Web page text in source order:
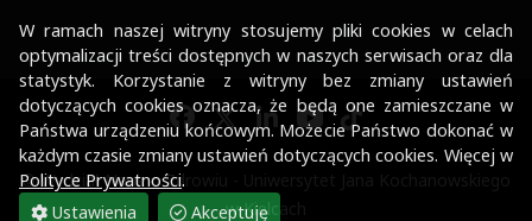
© Wydział Nauk o Zdrowiu - Uniwersytet Jana Kochanowskiego
w Kielcach
W ramach naszej witryny stosujemy pliki cookies w celach
optymalizacji treści dostępnych w naszych serwisach oraz dla
statystyk. Korzystanie z witryny bez zmiany ustawień
dotyczących cookies oznacza, że będą one zamieszczane w
Państwa urządzeniu końcowym. Możecie Państwo dokonać w
każdym czasie zmiany ustawień dotyczących cookies. Więcej w
Polityce Prywatności.
Ustawienia
Akceptuję